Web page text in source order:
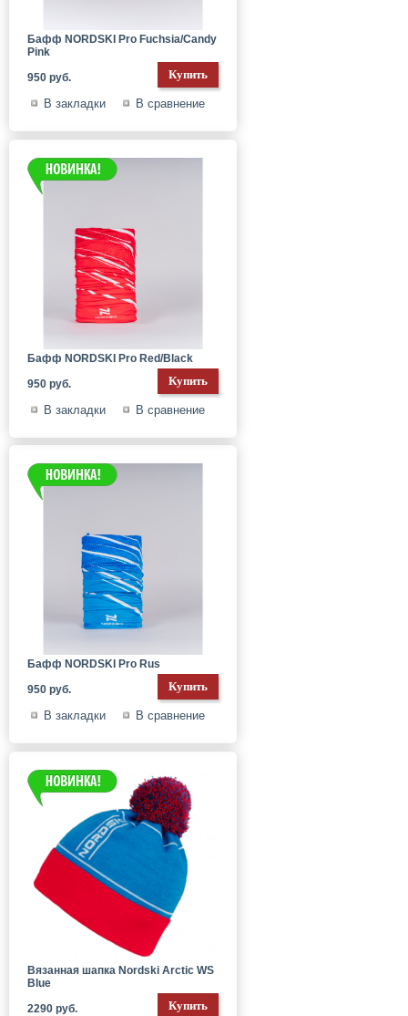
Бафф NORDSKI Pro Fuchsia/Candy
Pink
950 руб.
В закладки В сравнение
Бафф NORDSKI Pro Red/Black
950 руб.
В закладки В сравнение
Бафф NORDSKI Pro Rus
950 руб.
В закладки В сравнение
Вязанная шапка Nordski Arctic WS
Blue
2290 руб.